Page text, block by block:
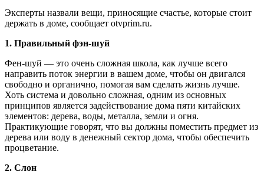
Эксперты назвали вещи, приносящие счастье, которые стоит
держать в доме, сообщает otvprim.ru.
1. Правильный фэн-шуй
Фен-шуй — это очень сложная школа, как лучше всего
направить поток энергии в вашем доме, чтобы он двигался
свободно и органично, помогая вам сделать жизнь лучше.
Хоть система и довольно сложная, одним из основных
принципов является задействование дома пяти китайских
элементов: дерева, воды, металла, земли и огня.
Практикующие говорят, что вы должны поместить предмет из
дерева или воду в денежный сектор дома, чтобы обеспечить
процветание.
2. Слон